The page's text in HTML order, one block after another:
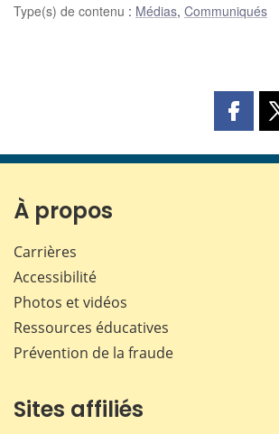
Type(s) de contenu : Médias, Communiqués
page
À propos
Carrières
Accessibilité
Photos et vidéos
Ressources éducatives
Prévention de la fraude
Sites affiliés